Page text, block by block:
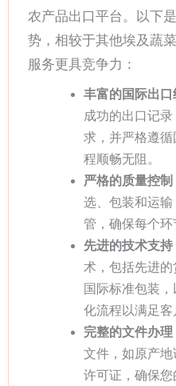
农产品出口平台。以下
势，相较于其他埃及蔬
服务更具竞争力：
丰富的国际出口
成功的出口记
求，并严格遵
程顺畅无阻。
严格的质量控制
选、包装和运
管，确保每个环
先进的技术支持
术，包括先进
国际标准包装
化流程以满足客
完整的文件办理
文件，如原产
许可证，确保